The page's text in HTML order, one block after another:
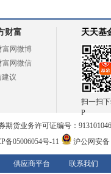
财富
富网微博
富网微信
建议
天天基
扫一扫
P
货业务许可证编号：
备05006054号-11 沪公网安备
供应商平台 联系我们